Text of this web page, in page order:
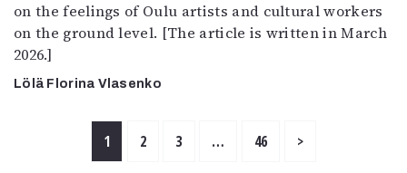
on the feelings of Oulu artists and cultural workers
on the ground level. [The article is written in March
2026.]
Lölä Florina Vlasenko
1 2 3 … 46 >